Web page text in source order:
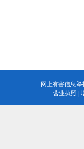
网上有害信息
营业执照